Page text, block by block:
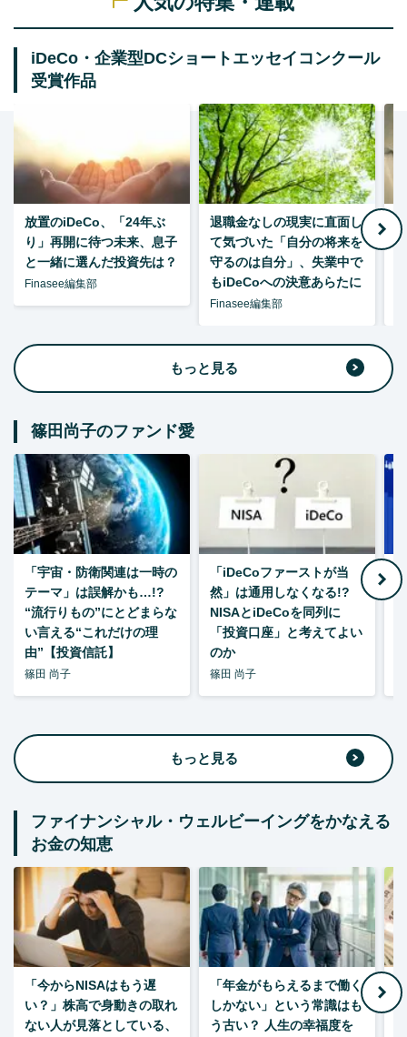
iDeCo・企業型DCショートエッセイコンクール
受賞作品
放置のiDeCo、「24年ぶ
り」再開に待つ未来、息子
と一緒に選んだ投資先は？
Finasee編集部
退職金なしの現実に直面し
て気づいた「自分の将来を
守るのは自分」、失業中で
もiDeCoへの決意あらたに
Finasee編集部
もっと見る
篠田尚子のファンド愛
「宇宙・防衛関連は一時の
テーマ」は誤解かも…!?
“流行りもの”にとどまらな
い言える“これだけの理
由”【投資信託】
篠田 尚子
「iDeCoファーストが当
然」は通用しなくなる!?
NISAとiDeCoを同列に
「投資口座」と考えてよい
のか
篠田 尚子
もっと見る
ファイナンシャル・ウェルビーイングをかなえる
お金の知恵
「今からNISAはもう遅
い？」株高で身動きの取れ
ない人が見落としている、
「年金がもらえるまで働く
しかない」という常識はも
う古い？ 人生の幸福度を